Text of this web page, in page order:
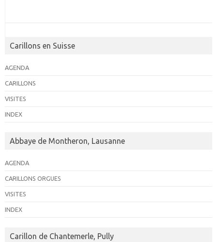
Carillons en Suisse
AGENDA
CARILLONS
VISITES
INDEX
Abbaye de Montheron, Lausanne
AGENDA
CARILLONS ORGUES
VISITES
INDEX
Carillon de Chantemerle, Pully